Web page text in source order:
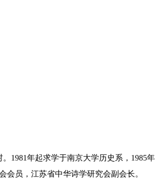
1981年起求学于南京大学历史系，1985
会员，江苏省中华诗学研究会副会长。